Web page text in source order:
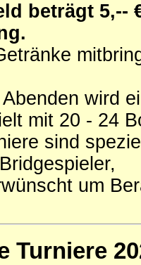
beträgt 5,--
wird
mit 20 - 24
sind
um
Turniere